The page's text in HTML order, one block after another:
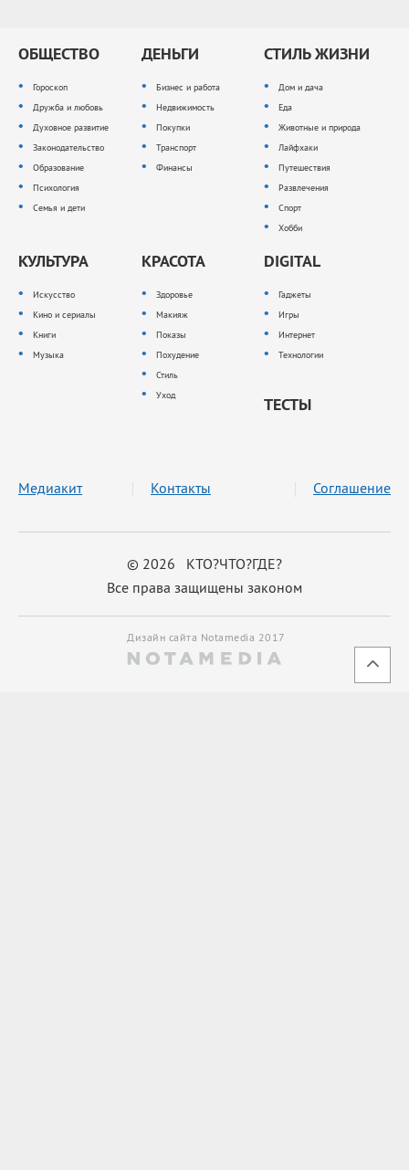
ОБЩЕСТВО
Гороскоп
Дружба и любовь
Духовное развитие
Законодательство
Образование
Психология
Семья и дети
ДЕНЬГИ
Бизнес и работа
Недвижимость
Покупки
Транспорт
Финансы
СТИЛЬ ЖИЗНИ
Дом и дача
Еда
Животные и природа
Лайфхаки
Путешествия
Развлечения
Спорт
Хобби
КУЛЬТУРА
Искусство
Кино и сериалы
Книги
Музыка
КРАСОТА
Здоровье
Макияж
Показы
Похудение
Стиль
Уход
DIGITAL
Гаджеты
Игры
Интернет
Технологии
ТЕСТЫ
© 2026 КТО?ЧТО?ГДЕ?
Все права защищены законом
Медиакит Контакты Соглашение
Дизайн сайта Notamedia 2017